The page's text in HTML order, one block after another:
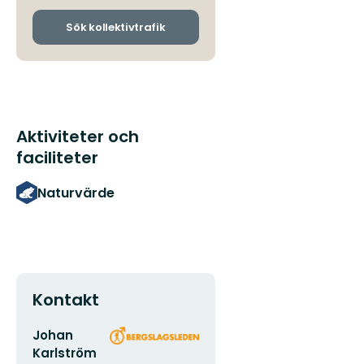
och
Sök kollektivtrafik
Aktiviteter och
faciliteter
Naturvärde
Kontakt
E-
postadress
Johan
Karlström
Organisationens